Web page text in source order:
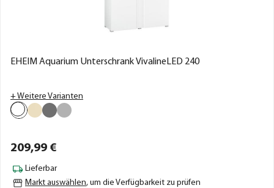
EHEIM Aquarium Unterschrank VivalineLED 240
+ Weitere Varianten
209,99 €
Lieferbar
Markt auswählen, um die Verfügbarkeit zu prüfen